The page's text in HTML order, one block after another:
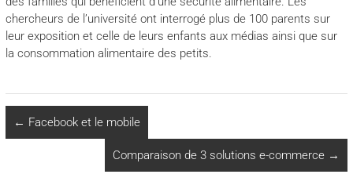
chercheurs de l’université ont interrogé plus de 100 parents sur
leur exposition et celle de leurs enfants aux médias ainsi que sur
la consommation alimentaire des petits.
← Facebook et le mobile
Comparaison de 3 solutions e-commerce →